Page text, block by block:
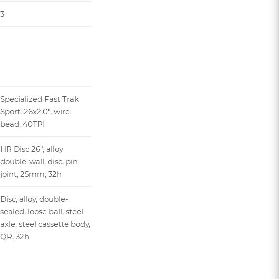
3
Specialized Fast Trak
Sport, 26x2.0", wire
bead, 40TPI
HR Disc 26", alloy
double-wall, disc, pin
joint, 25mm, 32h
Disc, alloy, double-
sealed, loose ball, steel
axle, steel cassette body,
QR, 32h